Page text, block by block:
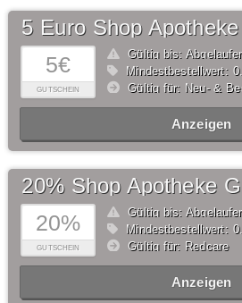
5€
GUTSCHEIN
5 Euro Shop
Gültig bis:
Mindestbestellwert:
Gültig für: Neu- &
Anzeigen
20%
GUTSCHEIN
20% Shop Apotheke
Gültig bis:
Mindestbestellwert:
Gültig für: Redcare
Anzeigen